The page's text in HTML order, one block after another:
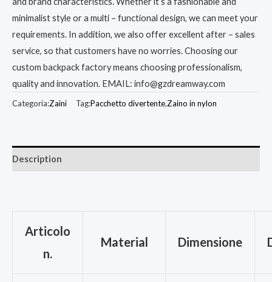
minimalist style or a multi – functional design, we can meet your
requirements. In addition, we also offer excellent after – sales
service, so that customers have no worries. Choosing our
custom backpack factory means choosing professionalism,
quality and innovation. EMAIL: info@gzdreamway.com
Categoria:Zaini Tag:Pacchetto divertente,Zaino in nylon
Description
Articolo
n.
Material Dimensione